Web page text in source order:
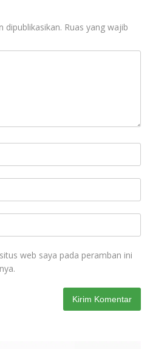
dipublikasikan. Ruas yang wajib
web saya pada peramban ini